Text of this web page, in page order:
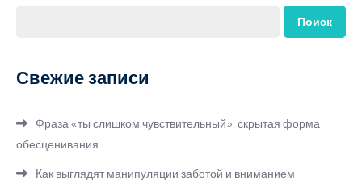
Поиск
Свежие записи
Фраза «ты слишком чувствительный»: скрытая форма
обесценивания
Как выглядят манипуляции заботой и вниманием